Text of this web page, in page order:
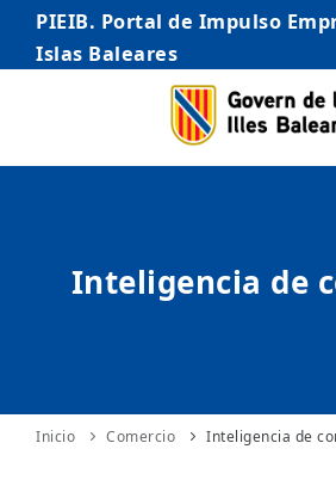
PIEIB. Portal de Impulso
Islas Baleares
INICIO
AUTÓNOMO/AUTÓNOMA
INTERNACIONALIZACIÓN
Inteligencia de
Inicio Comercio Inteligencia de